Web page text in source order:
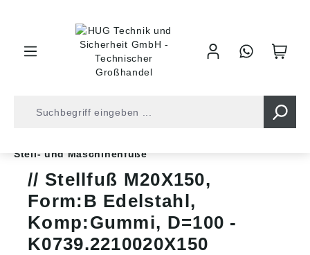
Stell- und Maschinenfüße
Stellfuß M20X150,
Form:B Edelstahl,
Komp:Gummi, D=100 -
K0739.2210020X150